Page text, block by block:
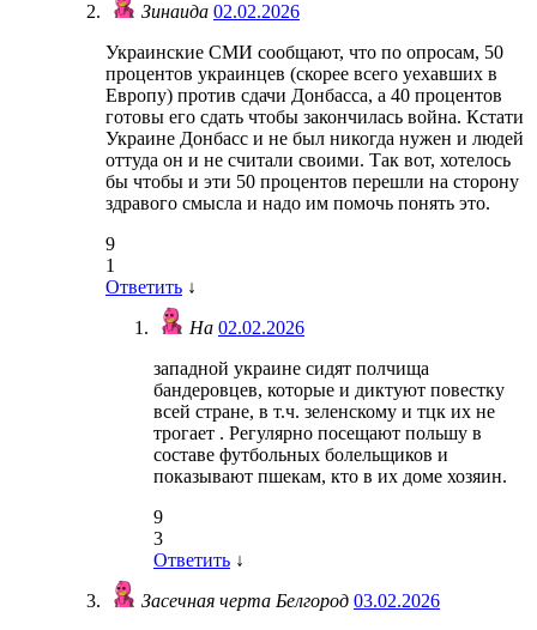
Зинаида 02.02.2026
Украинские СМИ сообщают, что по опросам, 50
процентов украинцев (скорее всего уехавших в
Европу) против сдачи Донбасса, а 40 процентов
готовы его сдать чтобы закончилась война. Кстати
Украине Донбасс и не был никогда нужен и людей
оттуда он и не считали своими. Так вот, хотелось
бы чтобы и эти 50 процентов перешли на сторону
здравого смысла и надо им помочь понять это.
9
1
Ответить ↓
На 02.02.2026
западной украине сидят полчища
бандеровцев, которые и диктуют повестку
всей стране, в т.ч. зеленскому и тцк их не
трогает . Регулярно посещают польшу в
составе футбольных болельщиков и
показывают пшекам, кто в их доме хозяин.
9
3
Ответить ↓
Засечная черта Белгород 03.02.2026